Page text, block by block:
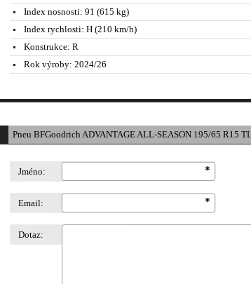
Index nosnosti: 91 (615 kg)
Index rychlosti: H (210 km/h)
Konstrukce: R
Rok výroby: 2024/26
Pneu BFGoodrich ADVANTAGE ALL-SEASON 195/65 R15
Jméno:
Email:
Dotaz: